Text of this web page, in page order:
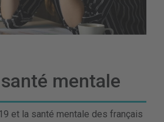
mentale
et la santé mentale des français